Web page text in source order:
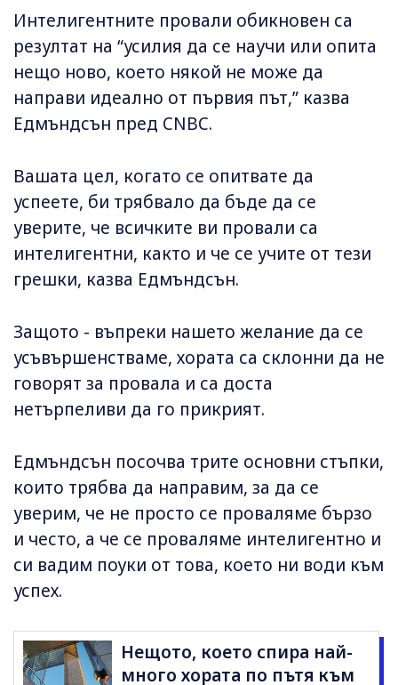
Интелигентните провали обикновен са
резултат на “усилия да се научи или опита
нещо ново, което някой не може да
направи идеално от първия път,” казва
Едмъндсън пред CNBC.
Вашата цел, когато се опитвате да
успеете, би трябвало да бъде да се
уверите, че всичките ви провали са
интелигентни, както и че се учите от тези
грешки, казва Едмъндсън.
Защото - въпреки нашето желание да се
усъвършенстваме, хората са склонни да не
говорят за провала и са доста
нетърпеливи да го прикрият.
Едмъндсън посочва трите основни стъпки,
които трябва да направим, за да се
уверим, че не просто се проваляме бързо
и често, а че се проваляме интелигентно и
си вадим поуки от това, което ни води към
успех.
Нещото, което спира най-
много хората по пътя към